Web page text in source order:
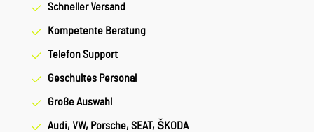
Schneller Versand
Kompetente Beratung
Telefon Support
Geschultes Personal
Große Auswahl
Audi, VW, Porsche, SEAT, ŠKODA